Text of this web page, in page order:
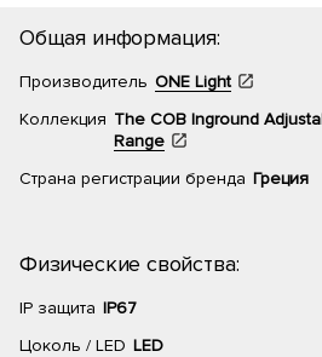
Общая информация:
Производитель ONE Light
Коллекция The COB Inground
Range
Страна регистрации бренда Греция
Физические свойства:
IP защита IP67
Цоколь / LED LED